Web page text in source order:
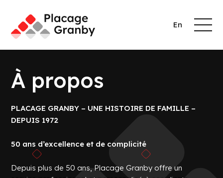
En Menu
À
propos
Soumission
À
propos
Procédés
Anodisation
À propos
PLACAGE GRANBY – UNE HISTOIRE DE FAMILLE –
DEPUIS 1972
50 ans d’excellence et de complicité
Depuis plus de 50 ans, Placage Granby offre un